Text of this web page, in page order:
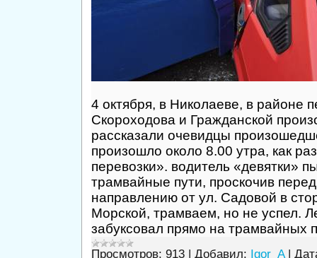
4 октября, в Николаеве, в районе
Скороходова и Гражданской
рассказали очевидцы
произошло около 8.00 утра, как
перевозки». водитель «девятки»
трамвайные пути, проскочив
направлению от ул. Садовой в
Морской, трамваем, но не успел.
забуксовал прямо на трамвайных
Просмотров: 913 | Добавил: Igor_A |